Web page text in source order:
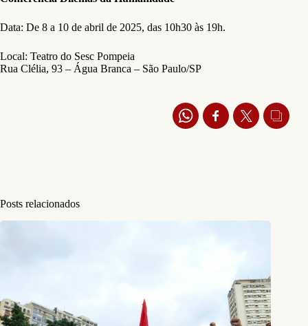
Data: De 8 a 10 de abril de 2025, das 10h30 às 19h.
Local: Teatro do Sesc Pompeia
Rua Clélia, 93 – Água Branca – São Paulo/SP
Posts relacionados